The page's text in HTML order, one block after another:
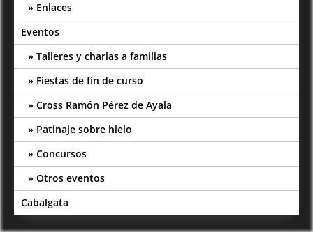
Enlaces
Eventos
Talleres y charlas a familias
Fiestas de fin de curso
Cross Ramón Pérez de Ayala
Patinaje sobre hielo
Concursos
Otros eventos
Cabalgata